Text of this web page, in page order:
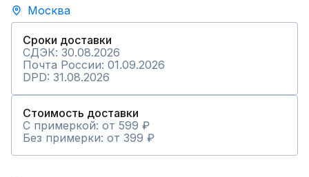
Москва
Сроки доставки
СДЭК: 30.08.2026
Почта России: 01.09.2026
DPD: 31.08.2026
Стоимость доставки
С примеркой: от 599 ₽
Без примерки: от 399 ₽